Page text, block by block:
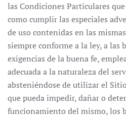
las Condiciones Particulares
como cumplir las especiales
de uso contenidas en las
siempre conforme a la ley, a las
exigencias de la buena fe,
adecuada a la naturaleza del
absteniéndose de utilizar el
que pueda impedir, dañar o
funcionamiento del mismo, los